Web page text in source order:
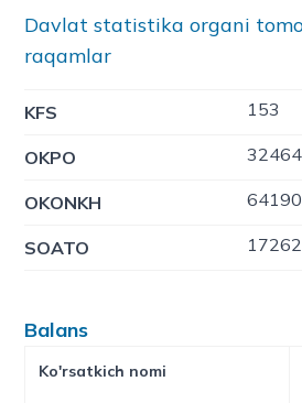
Davlat statistika organi
raqamlar
KFS 153
OKPO
OKONKH 64190
SOATO
Balans
Ko'rsatkich nomi